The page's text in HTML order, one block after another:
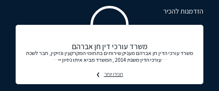
הזדמנות להכיר
משרד עורכי דין חן אברהם
משרד עורכי הדין חן אברהם מעניק שירותים בתחומי המקרקעין ונזיקין, חבר לשכת
עורכי הדין משנת 2014 , המשרד מביא איתו נסיון יי
תכירו יותר